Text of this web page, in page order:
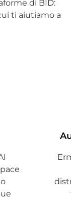
di BID:
ti aiutiamo a